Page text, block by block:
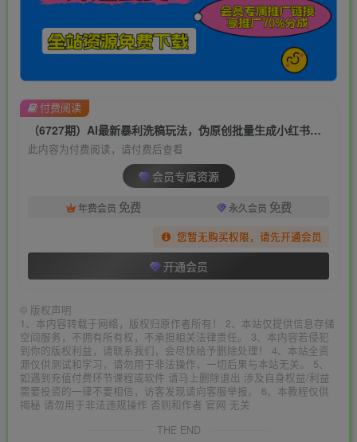
（6727期）AI最新暴利洗稿玩法，伪原创批量生成小红书爆款内容，无需动脑，日收500+
此内容为付费阅读，请付费后查看
会员专属资源
年费会员 免费 永久会员 免费
您暂无购买权限，请先开通会员
开通会员
付费阅读
© 版权声明
1、本内容转载于网络，版权归原作者所有！ 2、本站仅提供信息存储
空间服务，不拥有所有权，不承担相关法律责任。 3、本内容若侵犯
到你的版权利益，请联系我们，会尽快给予删除处理！ 4、本站全资
源仅供测试和学习，请勿用于非法操作，一切后果与本站无关。 5、
如遇到充值付费环节课程或软件 请马上删除退出 涉及自身权益/利益
需要投资的一律不要相信，访客发现请向客服举报。 6、本教程仅供
揭秘 请勿用于非法违规操作 否则和作者 官网 无关
THE END